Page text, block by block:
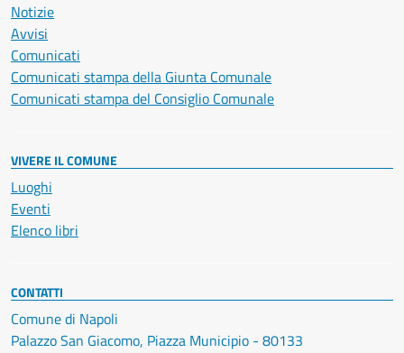
Notizie
Avvisi
Comunicati
Comunicati stampa della Giunta Comunale
Comunicati stampa del Consiglio Comunale
VIVERE IL COMUNE
Luoghi
Eventi
Elenco libri
CONTATTI
Comune di Napoli
Palazzo San Giacomo, Piazza Municipio - 80133